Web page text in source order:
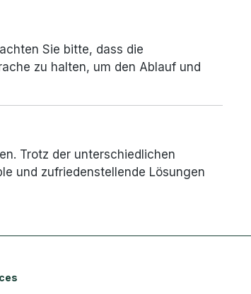
Sie bitte, dass die
zu halten, um den Ablauf und
Trotz der unterschiedlichen
und zufriedenstellende Lösungen